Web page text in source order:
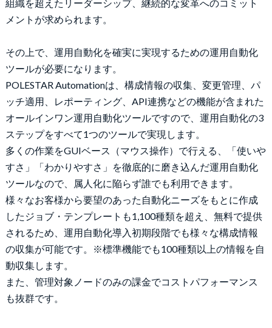
組織を超えたリーダーシップ、継続的な変革へのコミット
メントが求められます。
その上で、運用自動化を確実に実現するための運用自動化
ツールが必要になります。
POLESTAR Automationは、構成情報の収集、変更管理、パ
ッチ適用、レポーティング、API連携などの機能が含まれた
オールインワン運用自動化ツールですので、運用自動化の3
ステップをすべて1つのツールで実現します。
多くの作業をGUIベース（マウス操作）で行える、「使いや
すさ」「わかりやすさ」を徹底的に磨き込んだ運用自動化
ツールなので、属人化に陥らず誰でも利用できます。
様々なお客様から要望のあった自動化ニーズをもとに作成
したジョブ・テンプレートも1,100種類を超え、無料で提供
されるため、運用自動化導入初期段階でも様々な構成情報
の収集が可能です。※標準機能でも100種類以上の情報を自
動収集します。
また、管理対象ノードのみの課金でコストパフォーマンス
も抜群です。